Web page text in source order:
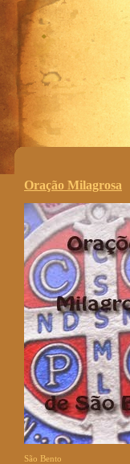
.
Oração Milagrosa
São Bento